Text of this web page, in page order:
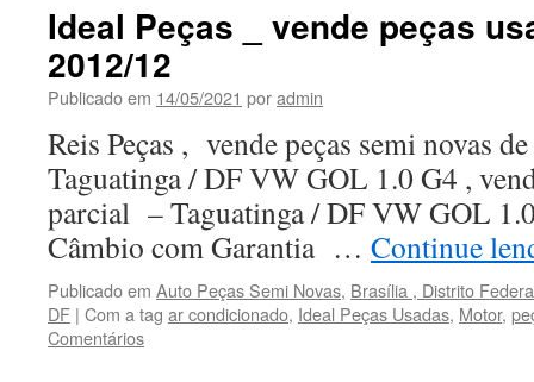
Ideal Peças _ vende peças
2012/12
Publicado em 14/05/2021 poradmin
Reis Peças , vende peças semi novas
Taguatinga / DF VW GOL 1.0 G4 ,
parcial – Taguatinga / DF VW GOL
Câmbio com Garantia … Continue
Publicado em Auto Peças Semi Novas, Brasília , Distrito
DF | Com a tag ar condicionado, Ideal Peças Usadas, Motor,
Comentários